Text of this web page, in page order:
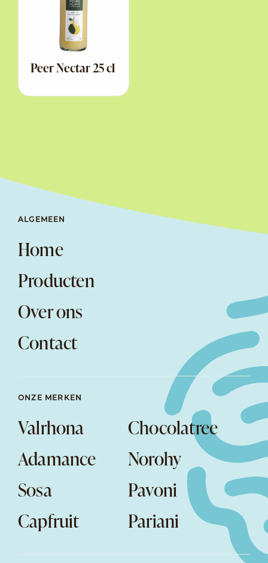
Peer Nectar 25 cl
ALGEMEEN
Home
Producten
Over ons
Contact
ONZE MERKEN
Valrhona
Chocolatree
Adamance
Norohy
Sosa
Pavoni
Capfruit
Pariani